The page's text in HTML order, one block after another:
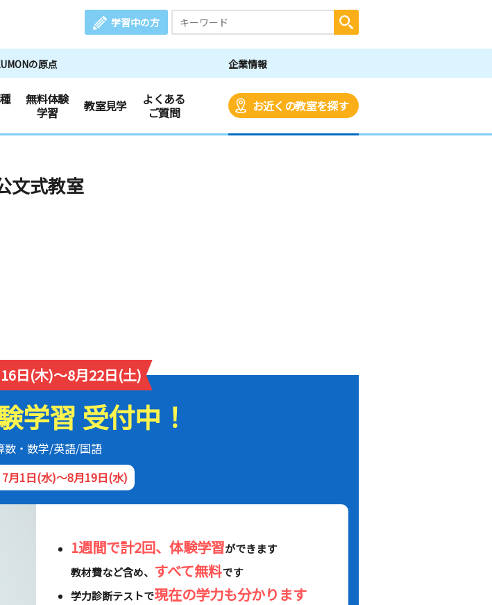
学習中の方
の原点 企業情報
無料体験
学習
教室見学
よくある
ご質問
お近くの教室を探す
文式教室
日(木)～8月22日(土)
学習 受付中！
数・数学/英語/国語
月1日(水)～8月19日(水)
1週間で計2回、体験学習ができます
教材費など含め、 すべて無料です
学力診断テストで現在の学力も分かります